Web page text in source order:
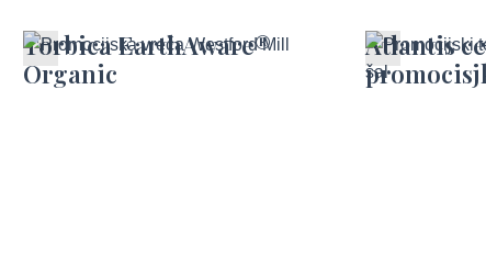
Torbica EarthAware®
Organic
Atlantis